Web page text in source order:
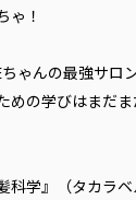
ゃ！
ゃんの最強サロ
めの学びはまだ
科学』（タカラベ